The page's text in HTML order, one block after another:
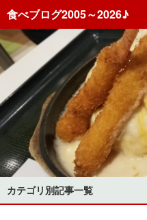
食べブログ2005～2026♪
カテゴリ別記事一覧